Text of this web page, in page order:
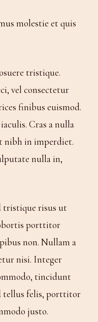
molestie et quis
tristique.
vel consectetur
finibus euismod.
Cras a nulla
nibh in imperdiet.
nulla in,
tristique risus ut
porttitor
non. Nullam a
nisi. Integer
tincidunt
tellus felis, porttitor
justo.